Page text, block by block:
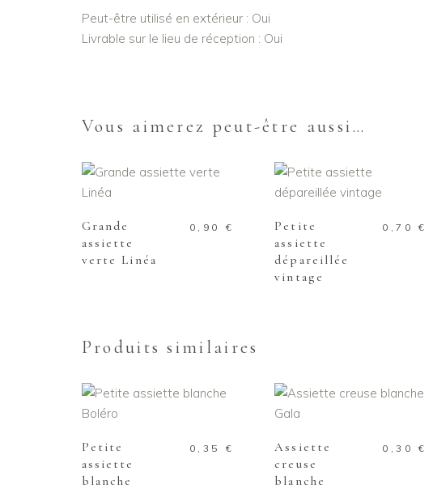
Peut-être utilisé en extérieur : Oui
Livrable sur le lieu de réception : Oui
Vous aimerez peut-être aussi…
AJOUTER AU PANIER
Grande
assiette
verte Linéa
0,90 €
AJOUTER AU PANIER
Petite
assiette
dépareillée
vintage
0,70€
Produits similaires
AJOUTER AU PANIER
Petite
assiette
blanche
0,35 €
AJOUTER AU PANIER
Assiette
creuse
blanche
0,30€